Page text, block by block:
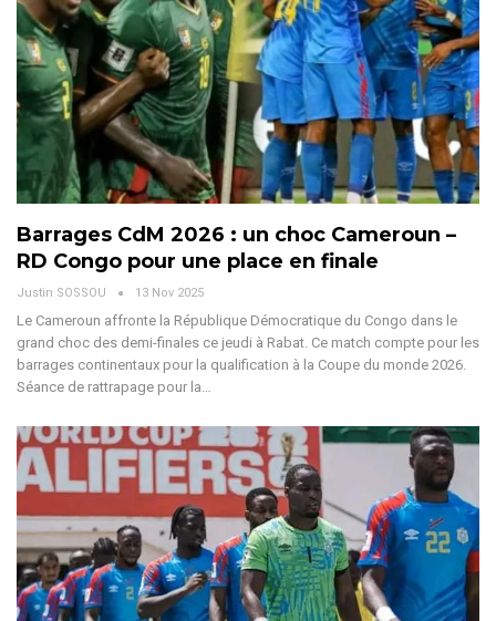
Barrages CdM 2026 : un choc Cameroun –
RD Congo pour une place en finale
Justin SOSSOU 13 Nov 2025
Le Cameroun affronte la République Démocratique du Congo dans le
grand choc des demi-finales ce jeudi à Rabat. Ce match compte pour les
barrages continentaux pour la qualification à la Coupe du monde 2026.
Séance de rattrapage pour la…